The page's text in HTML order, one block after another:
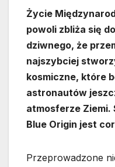
Życie
powoli zbliża się
dziwnego, że
najszybciej
kosmiczne, które
astronautów
atmosferze Ziemi.
Blue Origin jest
Przeprowadzone